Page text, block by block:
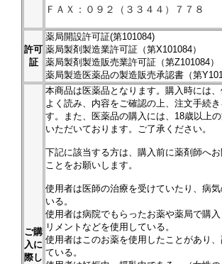
ＦＡＸ：０９２（３３４４）７７８
許可
証
薬局開設許可証(第101084)
薬局製剤製造業許可証（第X101084）
薬局製剤製造販売業許可証（第Z101084）
薬局製造医薬品の製造販売承認書（第
ご購
入に
際し
本商品は医薬品となります。購入時には
よく読み、内容をご確認の上、注文手続
す。また、医薬品の購入には、18歳以上
いただいております。ご了承ください。
下記に該当する方は、購入前に薬剤師へ
ことをお願いします。
使用者は医師の治療を受けていたり、病
いる。
使用者は病院でもらったお薬や薬局で購
リメントなどを使用している。
使用者はこのお薬を使用したことがあり
ている。